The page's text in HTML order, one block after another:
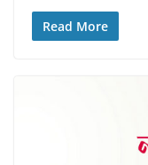
Read More